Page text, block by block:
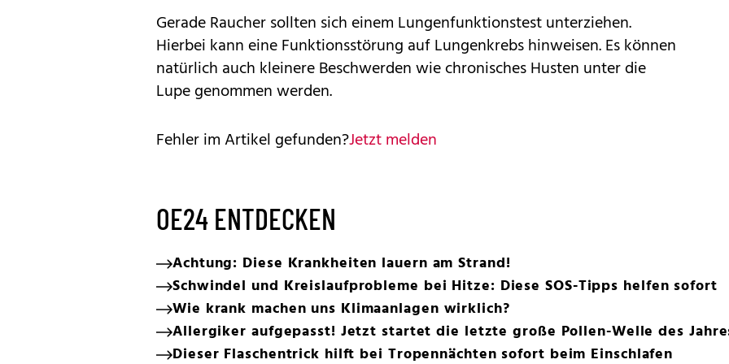
Gerade Raucher sollten sich einem Lungenfunktionstest unterziehen.
Hierbei kann eine Funktionsstörung auf Lungenkrebs hinweisen. Es können
natürlich auch kleinere Beschwerden wie chronisches Husten unter die
Lupe genommen werden.
Fehler im Artikel gefunden?Jetzt melden
OE24 ENTDECKEN
Achtung: Diese Krankheiten lauern am Strand!
Schwindel und Kreislaufprobleme bei Hitze: Diese SOS-Tipps helfen sofort
Wie krank machen uns Klimaanlagen wirklich?
Allergiker aufgepasst! Jetzt startet die letzte große Pollen-Welle des
Dieser Flaschentrick hilft bei Tropennächten sofort beim Einschlafen